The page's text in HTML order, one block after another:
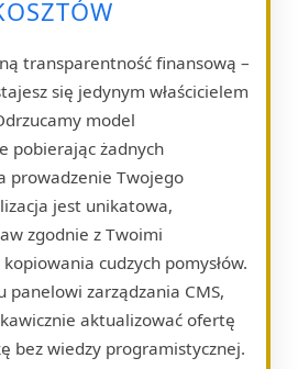
transparentność finansową –
się jedynym właścicielem
model
pobierając żadnych
prowadzenie Twojego
jest unikatowa,
zgodnie z Twoimi
cudzych pomysłów.
panelowi zarządzania CMS,
aktualizować ofertę
bez wiedzy programistycznej.